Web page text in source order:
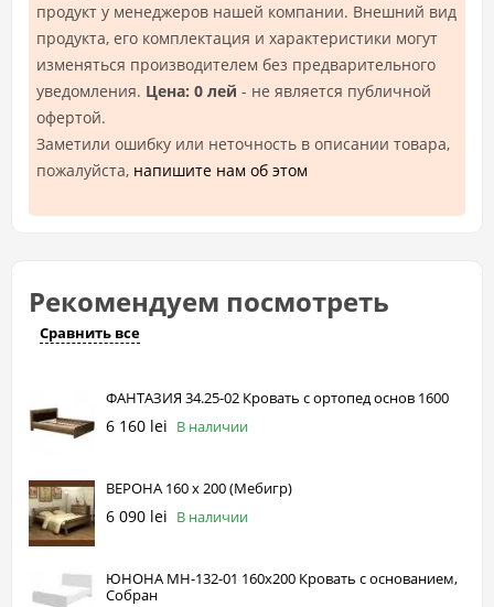
продукт у менеджеров нашей компании. Внешний вид
продукта, его комплектация и характеристики могут
изменяться производителем без предварительного
уведомления. Цена: 0 лей - не является публичной
офертой.
Заметили ошибку или неточность в описании товара,
пожалуйста, напишите нам об этом
Рекомендуем посмотреть
Сравнить все
ФАНТАЗИЯ 34.25-02 Кровать с ортопед основ 1600
6 160 lei В наличии
ВЕРОНА 160 х 200 (Mебигр)
6 090 lei В наличии
ЮНОНА МН-132-01 160х200 Кровать с основанием,
Собран